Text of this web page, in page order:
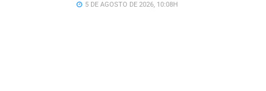
5 DE AGOSTO DE 2026, 10:08H